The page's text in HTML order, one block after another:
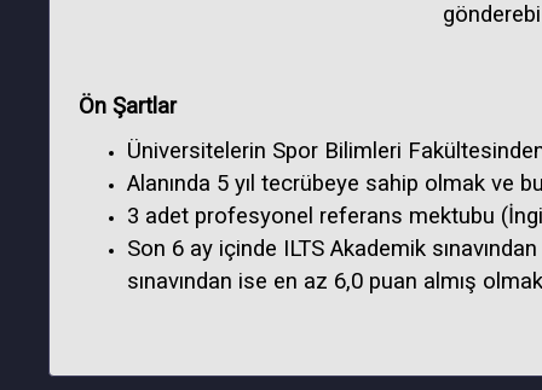
Ön Şartlar
Üniversitelerin Spor Bilimleri
Alanında 5 yıl tecrübeye sahip olmak ve
3 adet profesyonel referans mektubu
Son 6 ay içinde ILTS Akademik
sınavından ise en az 6,0 puan almış